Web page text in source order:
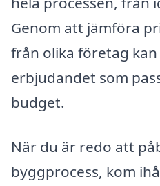
Genom att jämföra
från olika företag
erbjudandet som
budget.
När du är redo att
byggprocess, kom